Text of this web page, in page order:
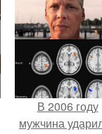
В 2006 году
мужчина